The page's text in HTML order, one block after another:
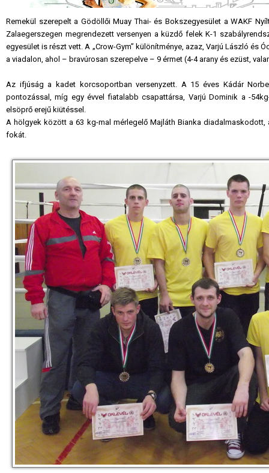
Remekül szerepelt a Gödöllői Muay Thai- és Bokszegyesület a WAKF
Zalaegerszegen megrendezett versenyen a küzdő felek K-1
egyesület is részt vett. A „Crow-Gym” különítménye, azaz, Varjú László és
a viadalon, ahol – bravúrosan szerepelve – 9 érmet (4-4 arany és ezüst,
Az ifjúság a kadet korcsoportban versenyzett. A 15 éves Kádár
pontozással, míg egy évvel fiatalabb csapattársa, Varjú Dominik a ­-
elsöprő erejű kiütéssel.
A hölgyek között a 63 kg-mal mérlegelő Majláth Bianka diadalmaskodott,
fokát.